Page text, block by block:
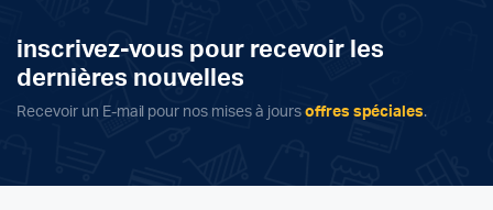
inscrivez-vous pour recevoir les
dernières nouvelles
Recevoir un E-mail pour nos mises à jours offres spéciales.